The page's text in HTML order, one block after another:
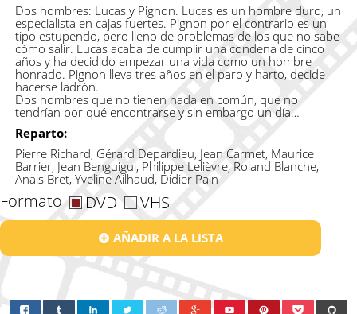
Dos hombres: Lucas y Pignon. Lucas es un hombre duro, un
especialista en cajas fuertes. Pignon por el contrario es un
tipo estupendo, pero lleno de problemas de los que no sabe
cómo salir. Lucas acaba de cumplir una condena de cinco
años y ha decidido empezar una vida como un hombre
honrado. Pignon lleva tres años en el paro y harto, decide
hacerse ladrón.
Dos hombres que no tienen nada en común, que no
tendrían por qué encontrarse y sin embargo un día…
Reparto:
Pierre Richard, Gérard Depardieu, Jean Carmet, Maurice
Barrier, Jean Benguigui, Philippe Lelièvre, Roland Blanche,
Anaïs Bret, Yveline Ailhaud, Didier Pain
Formato DVD VHS
AÑADIR A LA LISTA